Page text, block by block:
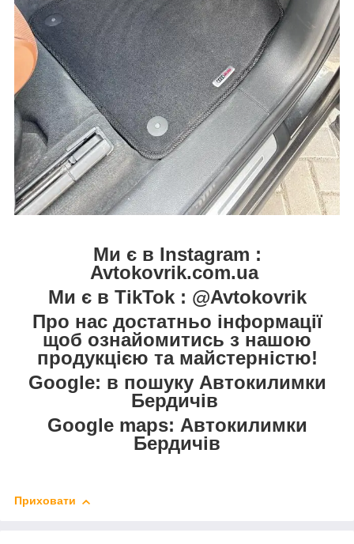
Ми є в Instagram :
Avtokovrik.com.ua
Ми є в TikTok : @Avtokovrik
Про нас достатньо інформації
щоб ознайомитись з нашою
продукцією та майстерністю!
Google: в пошуку Автокилимки
Бердичів
Google maps: Автокилимки
Бердичів
Приховати